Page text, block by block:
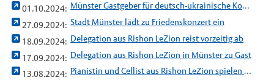
01.10.2024:
Münster Gastgeber für deutsch-ukrainische Konferenz
27.09.2024: Stadt Münster lädt zu Friedenskonzert ein
18.09.2024: Delegation aus Rishon LeZion reist vorzeitig ab
17.09.2024: Delegation aus Rishon LeZion in Münster zu Gast
13.08.2024:
Pianistin und Cellist aus Rishon LeZion spielen Konzert in Münster